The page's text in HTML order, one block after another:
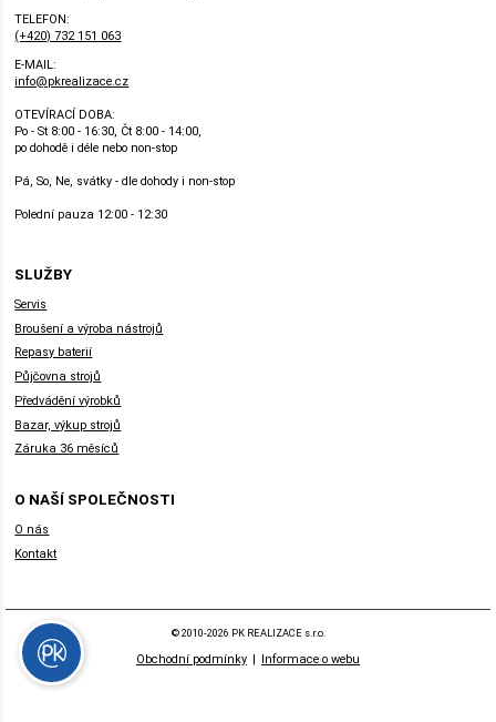
TELEFON:
(+420) 732 151 063
E-MAIL:
info@pkrealizace.cz
OTEVÍRACÍ DOBA:
Po - St 8:00 - 16:30, Čt 8:00 - 14:00,
po dohodě i déle nebo non-stop
Pá, So, Ne, svátky - dle dohody i non-stop
Polední pauza 12:00 - 12:30
SLUŽBY
Servis
Broušení a výroba nástrojů
Repasy baterií
Půjčovna strojů
Předvádění výrobků
Bazar, výkup strojů
Záruka 36 měsíců
O NAŠÍ SPOLEČNOSTI
O nás
Kontakt
© 2010-2026 PK REALIZACE s.r.o.
Obchodní podmínky | Informace o webu